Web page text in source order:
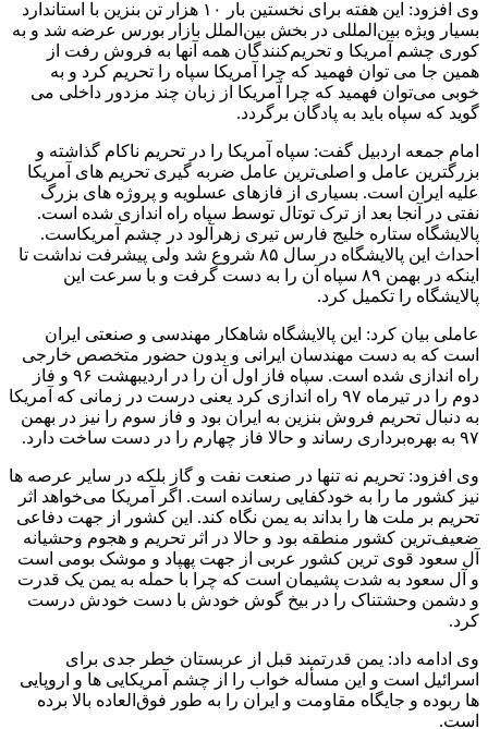
وی افزود: این هفته برای نخستین بار ۱۰ هزار تن بنزین با استاندارد
بسیار ویژه بین‌المللی در بخش بین‌الملل بازار بورس عرضه شد و به
کوری چشم آمریکا و تحریم‌کنندگان همه آنها به فروش رفت از
همین جا می توان فهمید که چرا آمریکا سپاه را تحریم کرد و به
خوبی می‌توان فهمید که چرا آمریکا از زبان چند مزدور داخلی می
گوید که سپاه باید به پادگان برگردد.
امام جمعه اردبیل گفت: سپاه آمریکا را در تحریم ناکام گذاشته و
بزرگترین عامل و اصلی‌ترین عامل ضربه گیری تحریم های آمریکا
علیه ایران است. بسیاری از فازهای عسلویه و پروژه های بزرگ
نفتی در آنجا بعد از ترک توتال توسط سپاه راه اندازی شده است.
پالایشگاه ستاره خلیج فارس تیری زهرآلود در چشم آمریکاست.
احداث این پالایشگاه در سال ۸۵ شروع شد ولی پیشرفت نداشت تا
اینکه در بهمن ۸۹ سپاه آن را به دست گرفت و با سرعت این
پالایشگاه را تکمیل کرد.
عاملی بیان کرد: این پالایشگاه شاهکار مهندسی و صنعتی ایران
است که به دست مهندسان ایرانی و بدون حضور متخصص خارجی
راه اندازی شده است. سپاه فاز اول آن را در اردیبهشت ۹۶ و فاز
دوم را در تیرماه ۹۷ راه اندازی کرد یعنی درست در زمانی که آمریکا
به دنبال تحریم فروش بنزین به ایران بود و فاز سوم را نیز در بهمن
۹۷ به بهره‌برداری رساند و حالا فاز چهارم را در دست ساخت دارد.
وی افزود: تحریم نه تنها در صنعت نفت و گاز بلکه در سایر عرصه ها
نیز کشور ما را به خودکفایی رسانده است. اگر آمریکا می‌خواهد اثر
تحریم بر ملت ها را بداند به یمن نگاه کند. این کشور از جهت دفاعی
ضعیف‌ترین کشور منطقه بود و حالا در اثر تحریم و هجوم وحشیانه
آل سعود قوی ترین کشور عربی از جهت پهپاد و موشک بومی است
و آل سعود به شدت پشیمان است که چرا با حمله به یمن یک قدرت
و دشمن وحشتناک را در بیخ گوش خودش با دست خودش درست
کرد.
وی ادامه داد: یمن قدرتمند قبل از عربستان خطر جدی برای
اسرائیل است و این مسأله خواب را از چشم آمریکایی ها و اروپایی
ها ربوده و جایگاه مقاومت و ایران را به طور فوق‌العاده بالا برده
است.